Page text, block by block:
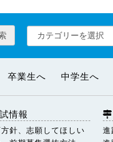
卒業生へ 中学生へ
情報
方針、志願してほしい
進